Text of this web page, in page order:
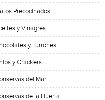
Precocinados
y Vinagres
y Turrones
y Crackers
del Mar
de la Huerta